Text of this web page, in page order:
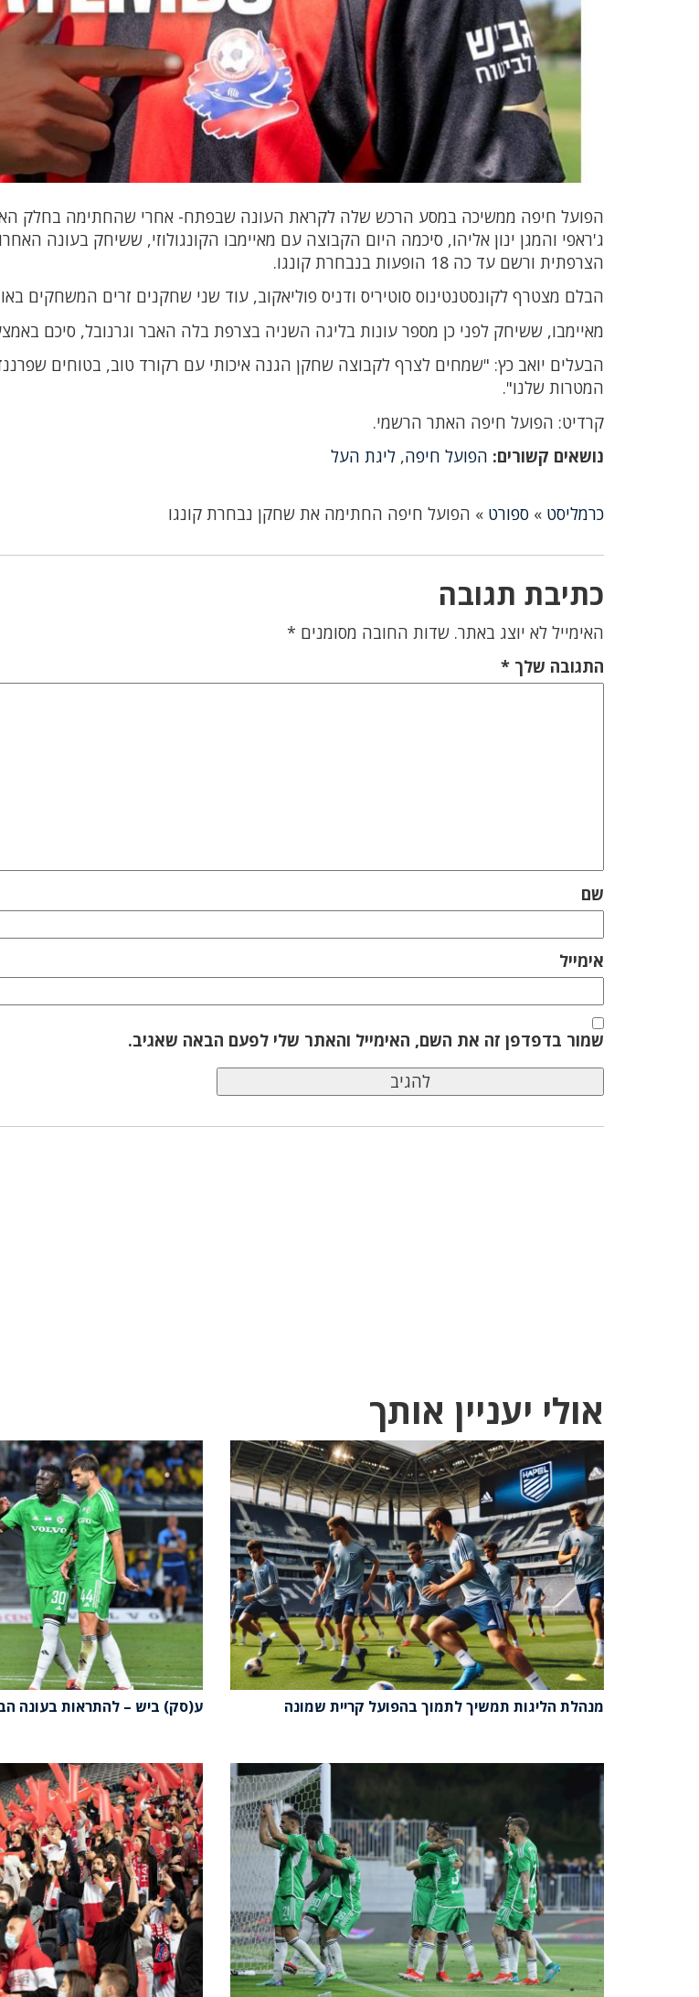
הפועל חיפה ממשיכה במסע הרכש שלה לקראת העונה שבפתח- אחרי שהחתימה בחלק
ג'ראפי והמגן ינון אליהו, סיכמה היום הקבוצה עם מאיימבו הקונגולוזי, ששיחק בעונה
הצרפתית ורשם עד כה 18 הופעות בנבחרת קונגו.
הבלם מצטרף לקונסטנטינוס סוטיריס ודניס פוליאקוב, עוד שני שחקנים זרים המשחקים
מאיימבו, ששיחק לפני כן מספר עונות בליגה השניה בצרפת בלה האבר וגרנובל, סיכם
הבעלים יואב כץ: "שמחים לצרף לקבוצה שחקן הגנה איכותי עם רקורד טוב, בטוחים
המטרות שלנו".
קרדיט: הפועל חיפה האתר הרשמי.
נושאים קשורים: הפועל חיפה,ליגת העל
כרמליסט »ספורט » הפועל חיפה החתימה את שחקן נבחרת קונגו
כתיבת תגובה
האימייל לא יוצג באתר. שדות החובה מסומנים *
התגובה שלך*
שם
אימייל
שמור בדפדפן זה את השם, האימייל והאתר שלי לפעם הבאה שאגיב.
אולי יעניין אותך
מנהלת הליגות תמשיך לתמוך בהפועל קריית שמונה ע(סק) ביש – להתראות בעונה